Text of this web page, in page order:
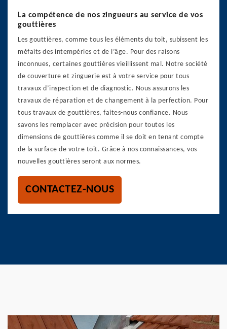
La compétence de nos zingueurs au service de vos
gouttières
Les gouttières, comme tous les éléments du toit, subissent les
méfaits des intempéries et de l’âge. Pour des raisons
inconnues, certaines gouttières vieillissent mal. Notre société
de couverture et zinguerie est à votre service pour tous
travaux d’inspection et de diagnostic. Nous assurons les
travaux de réparation et de changement à la perfection. Pour
tous travaux de gouttières, faites-nous confiance. Nous
savons les remplacer avec précision pour toutes les
dimensions de gouttières comme il se doit en tenant compte
de la surface de votre toit. Grâce à nos connaissances, vos
nouvelles gouttières seront aux normes.
CONTACTEZ-NOUS